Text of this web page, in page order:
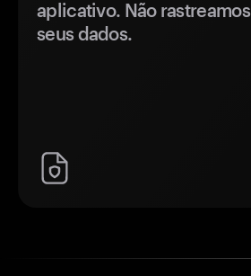
aplicativo. Não rastreamos
seus dados.